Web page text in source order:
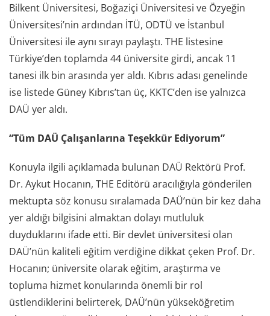
Bilkent Üniversitesi, Boğaziçi Üniversitesi ve Özyeğin
Üniversitesi’nin ardından İTÜ, ODTÜ ve İstanbul
Üniversitesi ile aynı sırayı paylaştı. THE listesine
Türkiye’den toplamda 44 üniversite girdi, ancak 11
tanesi ilk bin arasında yer aldı. Kıbrıs adası genelinde
ise listede Güney Kıbrıs’tan üç, KKTC’den ise yalnızca
DAÜ yer aldı.
“Tüm DAÜ Çalışanlarına Teşekkür Ediyorum”
Konuyla ilgili açıklamada bulunan DAÜ Rektörü Prof.
Dr. Aykut Hocanın, THE Editörü aracılığıyla gönderilen
mektupta söz konusu sıralamada DAÜ’nün bir kez daha
yer aldığı bilgisini almaktan dolayı mutluluk
duyduklarını ifade etti. Bir devlet üniversitesi olan
DAÜ’nün kaliteli eğitim verdiğine dikkat çeken Prof. Dr.
Hocanın; üniversite olarak eğitim, araştırma ve
topluma hizmet konularında önemli bir rol
üstlendiklerini belirterek, DAÜ’nün yükseköğretim